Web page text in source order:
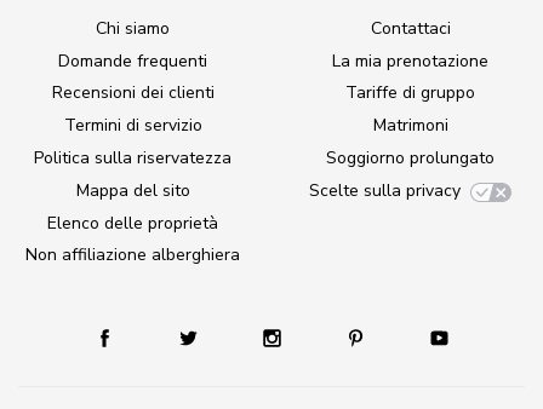
Chi siamo
Domande frequenti
Recensioni dei clienti
Termini di servizio
Politica sulla riservatezza
Mappa del sito
Elenco delle proprietà
Non affiliazione alberghiera
Contattaci
La mia prenotazione
Tariffe di gruppo
Matrimoni
Soggiorno prolungato
Scelte sulla privacy